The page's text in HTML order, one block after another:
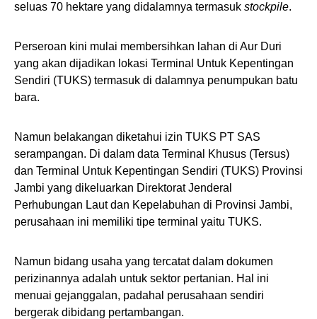
seluas 70 hektare yang didalamnya termasuk stockpile.
Perseroan kini mulai membersihkan lahan di Aur Duri
yang akan dijadikan lokasi Terminal Untuk Kepentingan
Sendiri (TUKS) termasuk di dalamnya penumpukan batu
bara.
Namun belakangan diketahui izin TUKS PT SAS
serampangan. Di dalam data Terminal Khusus (Tersus)
dan Terminal Untuk Kepentingan Sendiri (TUKS) Provinsi
Jambi yang dikeluarkan Direktorat Jenderal
Perhubungan Laut dan Kepelabuhan di Provinsi Jambi,
perusahaan ini memiliki tipe terminal yaitu TUKS.
Namun bidang usaha yang tercatat dalam dokumen
perizinannya adalah untuk sektor pertanian. Hal ini
menuai gejanggalan, padahal perusahaan sendiri
bergerak dibidang pertambangan.